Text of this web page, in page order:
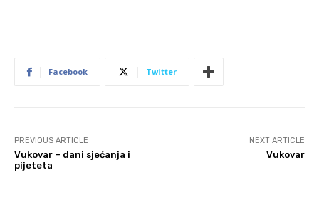
Facebook Twitter
PREVIOUS ARTICLE
Vukovar – dani sjećanja i
pijeteta
NEXT ARTICLE
Vukovar